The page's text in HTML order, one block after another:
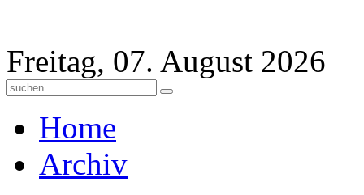
Freitag, 07. August 2026
Home
Archiv